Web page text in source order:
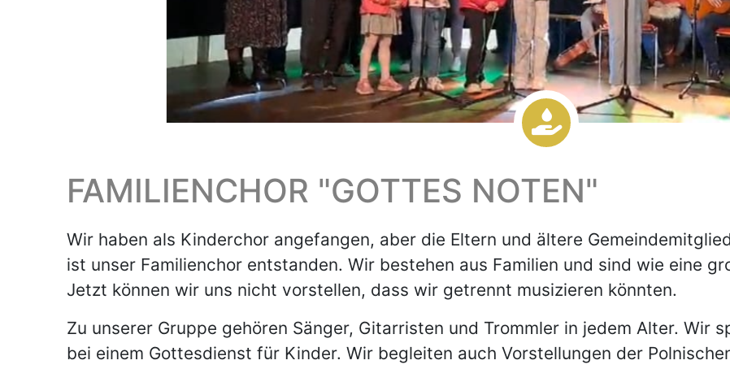
FAMILIENCHOR "GOTTES NOTEN"
Wir haben als Kinderchor angefangen, aber die Eltern und ältere
ist unser Familienchor entstanden. Wir bestehen aus Familien und sind wie eine
Jetzt können wir uns nicht vorstellen, dass wir getrennt musizieren könnten.
Zu unserer Gruppe gehören Sänger, Gitarristen und Trommler in jedem Alter. Wir
bei einem Gottesdienst für Kinder. Wir begleiten auch Vorstellungen der